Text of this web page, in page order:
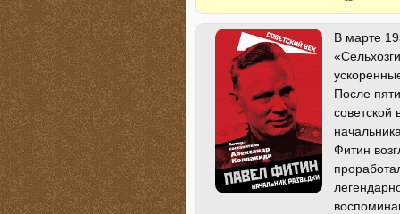
В марте
После
Фитин